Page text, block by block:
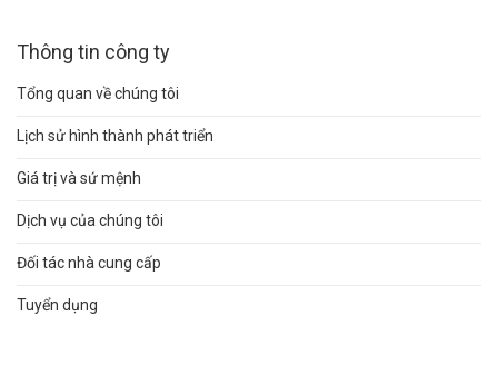
Thông tin công ty
Tổng quan về chúng tôi
Lịch sử hình thành phát triển
Giá trị và sứ mệnh
Dịch vụ của chúng tôi
Đối tác nhà cung cấp
Tuyển dụng